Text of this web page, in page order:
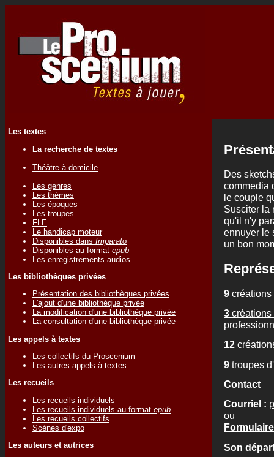
Les textes
La recherche de textes
Théâtre à domicile
Les genres
Les thèmes
Les époques
Les troupes
FLE
Le handicap moteur
Disponibles dans Imparato
Disponibles au format epub
Les enregistrements audios
Les bibliothèques privées
Présentation des bibliothèques privées
L'ajout d'une bibliothèque privée
La modification d'une bibliothèque privée
La consultation d'une bibliothèque privée
Les appels à textes
Les collectifs du Proscenium
Les autres appels à textes
Les recueils
Les recueils individuels
Les recueils individuels au format epub
Les recueils collectifs
Scènes d'expo
Les auteurs et autrices
Des
commedia
le couple
Susciter la
qu'il n'y
ennuyer le
un bon
9 créations
3 créations
12
9 troupes
Contact
Courriel :
ou
Son